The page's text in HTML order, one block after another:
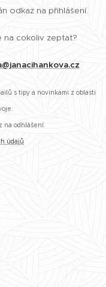
odkaz na přihlášení.
na cokoliv zeptat?
s tipy a novinkami z oblasti
na odhlášení.
údajů